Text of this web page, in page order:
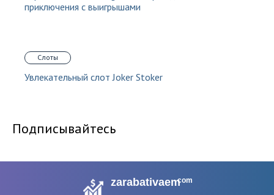
приключения с выигрышами
Слоты
Увлекательный слот Joker Stoker
Подписывайтесь
zarabativaemcom